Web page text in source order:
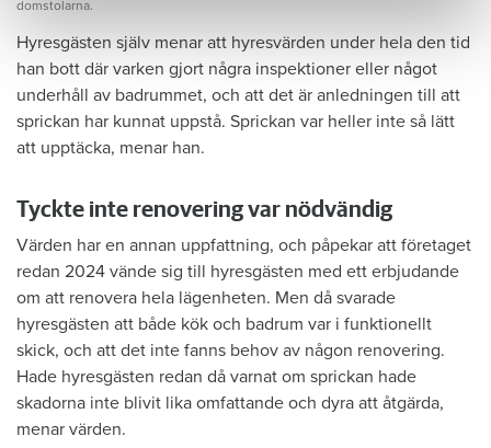
domstolarna.
Hyresgästen själv menar att hyresvärden under hela den tid
han bott där varken gjort några inspektioner eller något
underhåll av badrummet, och att det är anledningen till att
sprickan har kunnat uppstå. Sprickan var heller inte så lätt
att upptäcka, menar han.
Tyckte inte renovering var nödvändig
Värden har en annan uppfattning, och påpekar att företaget
redan 2024 vände sig till hyresgästen med ett erbjudande
om att renovera hela lägenheten. Men då svarade
hyresgästen att både kök och badrum var i funktionellt
skick, och att det inte fanns behov av någon renovering.
Hade hyresgästen redan då varnat om sprickan hade
skadorna inte blivit lika omfattande och dyra att åtgärda,
menar värden.